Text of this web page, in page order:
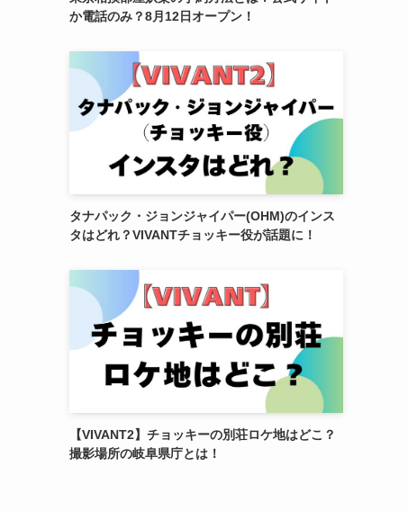
か電話のみ？8月12日オープン！
タナパック・ジョンジャイパー(OHM)のインス
タはどれ？VIVANTチョッキー役が話題に！
【VIVANT2】チョッキーの別荘ロケ地はどこ？
撮影場所の岐阜県庁とは！